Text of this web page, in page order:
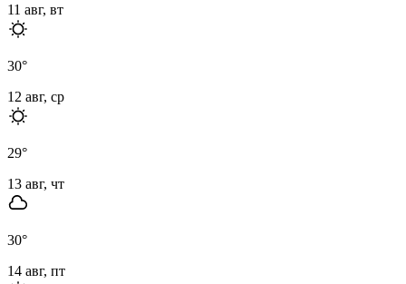
11 авг, вт
30°
12 авг, ср
29°
13 авг, чт
30°
14 авг, пт